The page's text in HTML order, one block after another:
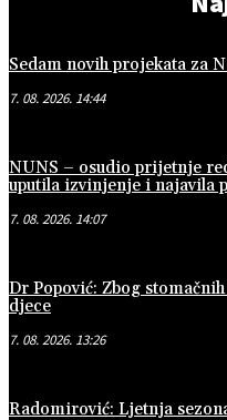
Sedam novih projekata za
7. 08. 2026. 14:44
NUNS – osudio prijetnje
uputila izvinjenje i najavila
7. 08. 2026. 14:07
Dr Popović: Zbog
djece
7. 08. 2026. 13:26
Radomirović: Ljetnja